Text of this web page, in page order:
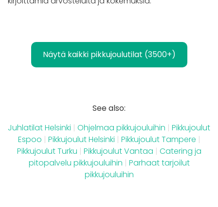
Näytä kaikki pikkujoulutilat (3500+)
See also:
Juhlatilat Helsinki | Ohjelmaa pikkujouluihin | Pikkujoulut
Espoo | Pikkujoulut Helsinki | Pikkujoulut Tampere |
Pikkujoulut Turku | Pikkujoulut Vantaa | Catering ja
pitopalvelu pikkujouluihin | Parhaat tarjoilut
pikkujouluihin